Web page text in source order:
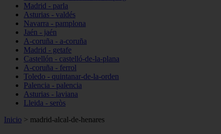
Madrid - parla
Asturias - valdés
Navarra - pamplona
Jaén - jaén
A-coruña - a-coruña
Madrid - getafe
Castellón - castelló-de-la-plana
A-coruña - ferrol
Toledo - quintanar-de-la-orden
Palencia - palencia
Asturias - laviana
Lleida - seròs
Inicio > madrid-alcal-de-henares